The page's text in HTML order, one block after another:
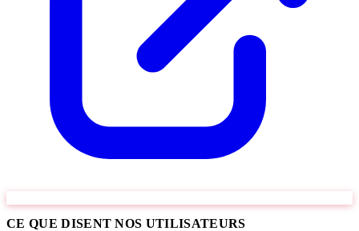
CE QUE DISENT NOS UTILISATEURS